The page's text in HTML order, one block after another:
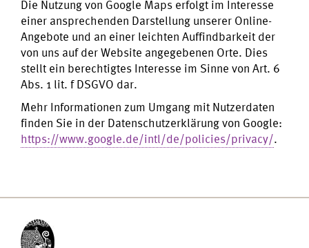
Die Nutzung von Google Maps erfolgt im Interesse
einer ansprechenden Darstellung unserer Online-
Angebote und an einer leichten Auffindbarkeit der
von uns auf der Website angegebenen Orte. Dies
stellt ein berechtigtes Interesse im Sinne von Art. 6
Abs. 1 lit. f DSGVO dar.
Mehr Informationen zum Umgang mit Nutzerdaten
finden Sie in der Datenschutzerklärung von Google:
https://www.google.de/intl/de/policies/privacy/.